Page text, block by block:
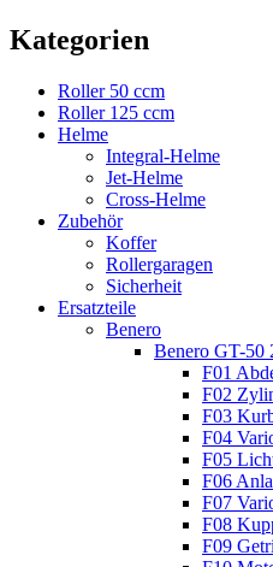
Kategorien
Roller 50 ccm
Roller 125 ccm
Helme
Integral-Helme
Jet-Helme
Cross-Helme
Zubehör
Koffer
Rollergaragen
Sicherheit
Ersatzteile
Benero
Benero GT-50
F01
F02
F03
F04
F05
F06
F07
F08
F09